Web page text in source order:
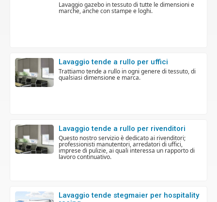
lavaggio gazebo in tessuto di tutte le dimensioni e
marche, anche con stampe e loghi.
lavaggio tende a rullo per uffici
trattiamo tende a rullo in ogni genere di tessuto, di
qualsiasi dimensione e marca.
lavaggio tende a rullo per rivenditori
questo nostro servizio è dedicato ai rivenditori;
professionisti manutentori, arredatori di uffici,
imprese di pulizie, ai quali interessa un rapporto di
lavoro continuativo.
lavaggio tende stegmaier per hospitality